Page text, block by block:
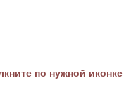
по нужной